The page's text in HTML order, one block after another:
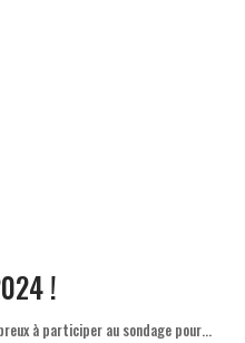
!
à participer au sondage pour…